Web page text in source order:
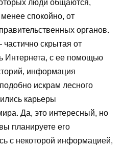
люди общаются,
спокойно, от
органов.
частично скрытая от
Интернета, c ее помощью
информация
искрам лесного
карьеры
Да, это интересный, но
планируете его
с некоторой информацией,